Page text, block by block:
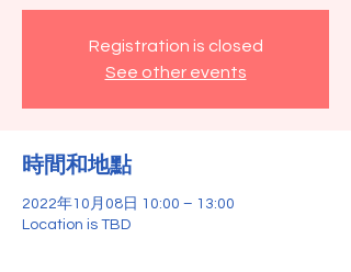
Registration is closed
See other events
時間和地點
2022年10月08日 10:00 – 13:00
Location is TBD